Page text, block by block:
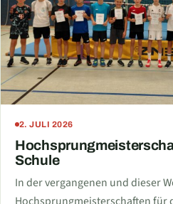
2. JULI 2026
Schule
In der vergangenen und dieser